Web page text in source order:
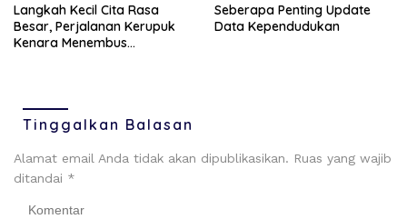
Langkah Kecil Cita Rasa
Besar, Perjalanan Kerupuk
Kenara Menembus
Seberapa Penting Update
Data Kependudukan
Tinggalkan Balasan
Alamat email Anda tidak akan dipublikasikan. Ruas yang wajib
ditandai *